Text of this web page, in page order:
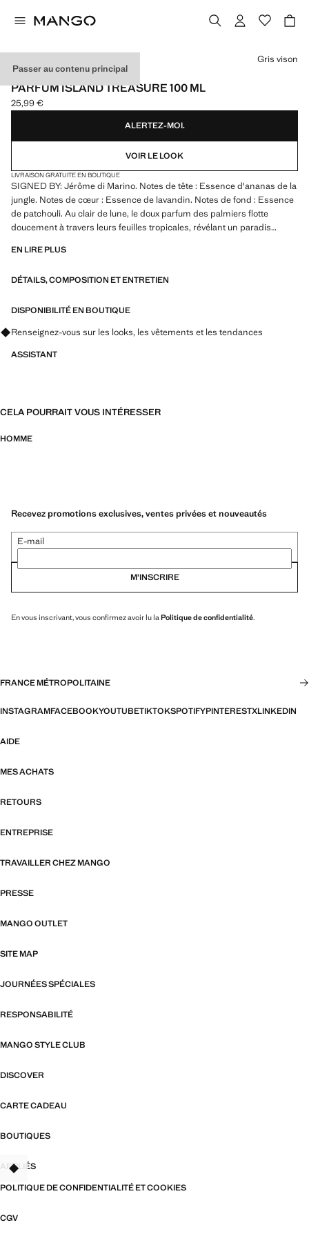
Passer au contenu principal
MADE IN SPAIN
PARFUM ISLAND TREASURE 100 ML
Prix actuel [25,99 € ]
25,99 €
Choisissez une couleur
Gris vison
ALERTEZ-MOI.
VOIR LE LOOK
LIVRAISON GRATUITE EN BOUTIQUE
SIGNED BY: Jérôme di Marino. Notes de tête : Essence d'ananas de la
jungle. Notes de cœur : Essence de lavandin. Notes de fond : Essence
de patchouli. Au clair de lune, le doux parfum des palmiers flotte
doucement à travers leurs feuilles tropicales, révélant un paradis
et succulent d'ananas. Sa touche vibrante et rafraîchissante équilibre
apporte des profondeurs florales aromatiques et réconfortantes. Le
boisées. Un parfum à la fois rafraîchissant et inoubliable
EN LIRE PLUS
DÉTAILS, COMPOSITION ET ENTRETIEN
DISPONIBILITÉ EN BOUTIQUE
Renseignez-vous sur les looks, les vêtements et les tendances
ASSISTANT
CELA POURRAIT VOUS INTÉRESSER
HOMME
Recevez promotions exclusives, ventes privées et nouveautés
E-mail
M’INSCRIRE
En vous inscrivant, vous confirmez avoir lu la Politique de confidentialité.
FRANCE MÉTROPOLITAINE
INSTAGRAMFACEBOOKYOUTUBETIKTOKSPOTIFYPINTERESTXLINKEDIN
AIDE
MES ACHATS
RETOURS
ENTREPRISE
TRAVAILLER CHEZ MANGO
PRESSE
MANGO OUTLET
SITE MAP
JOURNÉES SPÉCIALES
RESPONSABILITÉ
MANGO STYLE CLUB
DISCOVER
CARTE CADEAU
BOUTIQUES
AFFILIÉS
POLITIQUE DE CONFIDENTIALITÉ ET COOKIES
CGV